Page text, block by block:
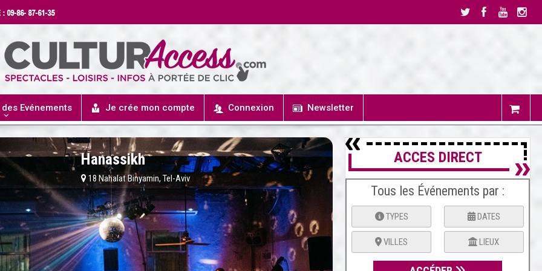
Evénements Je crée mon compte Connexion Newsletter
Hanassikh
18 Nahalat Binyamin, Tel-Aviv
ACCES DIRECT
Tous les Événements par :
TYPES DATES
VILLES LIEUX